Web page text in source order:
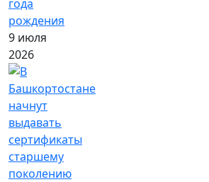
года
рождения
9 июля
2026